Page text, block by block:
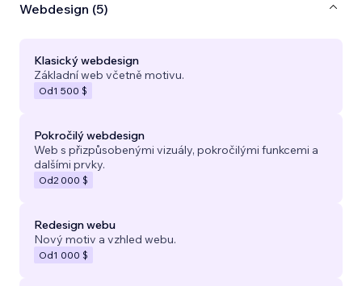
Webdesign (5)
Klasický webdesign
Základní web včetně motivu.
Od1 500 $
Pokročilý webdesign
Web s přizpůsobenými vizuály, pokročilými funkcemi a
dalšími prvky.
Od2 000 $
Redesign webu
Nový motiv a vzhled webu.
Od1 000 $